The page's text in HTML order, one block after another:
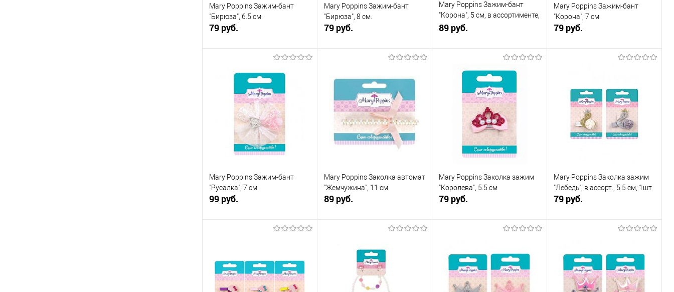
Mary Poppins Зажим-бант
"Бирюза", 6.5 см.
79 руб.
Купить в 1
К
сравнению
В избранное
В наличии
Mary Poppins Зажим-бант
"Бирюза", 8 см.
79 руб.
Купить в 1
клик
К
сравнению
В избранное
В наличии
Mary Poppins Зажим-бант
"Корона", 5 см, в ассортименте,
1шт
89 руб.
В корзину
Купить в 1
К
сравнению
В избранное
В наличии
Mary Poppins Зажим-бант
"Корона", 7 см
79 руб.
Купить в 1
К
сравнению
В избранное
В наличии
Mary Poppins Зажим-бант
"Русалка", 7 см
99 руб.
Купить в 1
клик
К
сравнению
Mary Poppins Заколка автомат
"Жемчужина", 11 см
89 руб.
Купить в 1
сравнению
Mary Poppins Заколка зажим
"Королева", 5.5 см
79 руб.
Купить в 1
клик
К
сравнению
Mary Poppins Заколка зажим
"Лебедь", в ассорт., 5.5 см, 1шт
79 руб.
Купить в 1
клик
К
сравнению